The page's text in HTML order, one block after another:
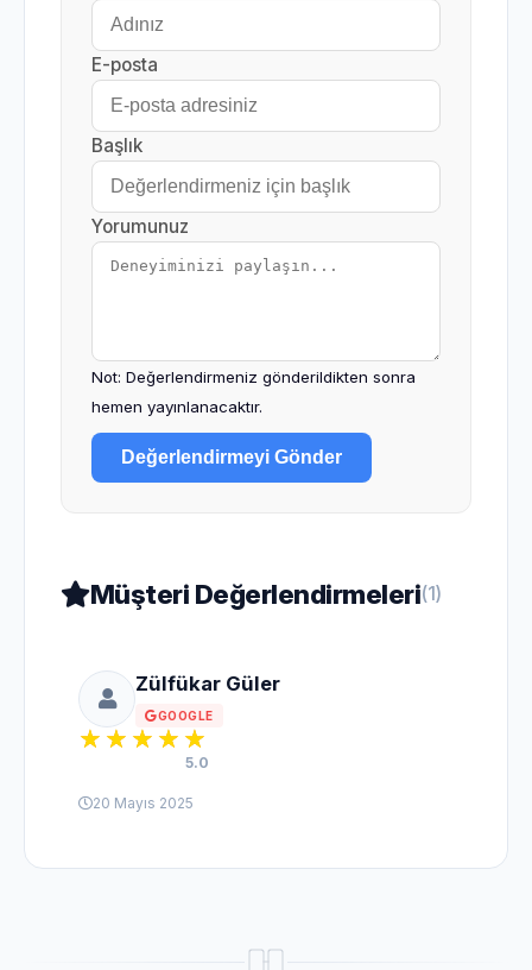
E-posta
Başlık
Yorumunuz
Not: Değerlendirmeniz gönderildikten sonra
hemen yayınlanacaktır.
Değerlendirmeyi Gönder
Müşteri Değerlendirmeleri(1)
Zülfükar Güler
GOOGLE
5.0
20 Mayıs 2025